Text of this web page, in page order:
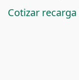
Cotizar